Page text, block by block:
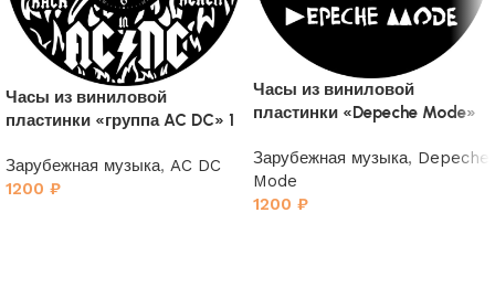
Часы из виниловой
пластинки «группа AC DC» 1
Зарубежная музыка, AC DC
1200 ₽
Часы из виниловой
пластинки «Depeche Mode»
Зарубежная музыка, Depeche
Mode
1200 ₽